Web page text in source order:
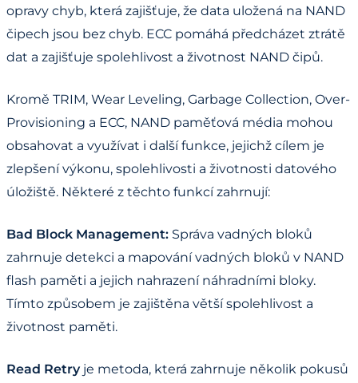
opravy chyb, která zajišťuje, že data uložená na NAND
čipech jsou bez chyb. ECC pomáhá předcházet ztrátě
dat a zajišťuje spolehlivost a životnost NAND čipů.
Kromě TRIM, Wear Leveling, Garbage Collection, Over-
Provisioning a ECC, NAND paměťová média mohou
obsahovat a využívat i další funkce, jejichž cílem je
zlepšení výkonu, spolehlivosti a životnosti datového
úložiště. Některé z těchto funkcí zahrnují:
Bad Block Management: Správa vadných bloků
zahrnuje detekci a mapování vadných bloků v NAND
flash paměti a jejich nahrazení náhradními bloky.
Tímto způsobem je zajištěna větší spolehlivost a
životnost paměti.
Read Retryje metoda, která zahrnuje několik pokusů